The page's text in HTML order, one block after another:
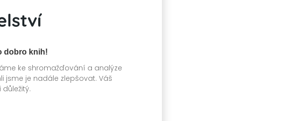
dobro knih!
ke shromažďování a analýze
jsme je nadále zlepšovat. Váš